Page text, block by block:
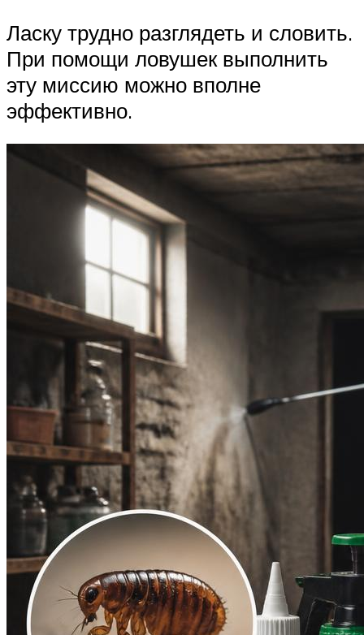
Ласку трудно разглядеть и словить.
При помощи ловушек выполнить
эту миссию можно вполне
эффективно.